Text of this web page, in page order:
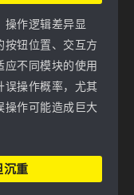
操作逻辑差异显
按钮位置、交互方
不同模块的使用
误操作概率，尤其
操作可能造成巨大
沉重